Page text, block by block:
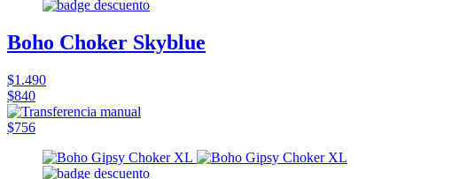
Boho Choker Skyblue
$1.490
$840
$756